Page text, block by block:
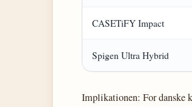
CASETiFY Impact
Spigen Ultra Hybrid
Implikationen: For danske